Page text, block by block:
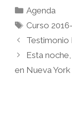
Agenda
Curso
Testimonio
Esta
en Nueva York